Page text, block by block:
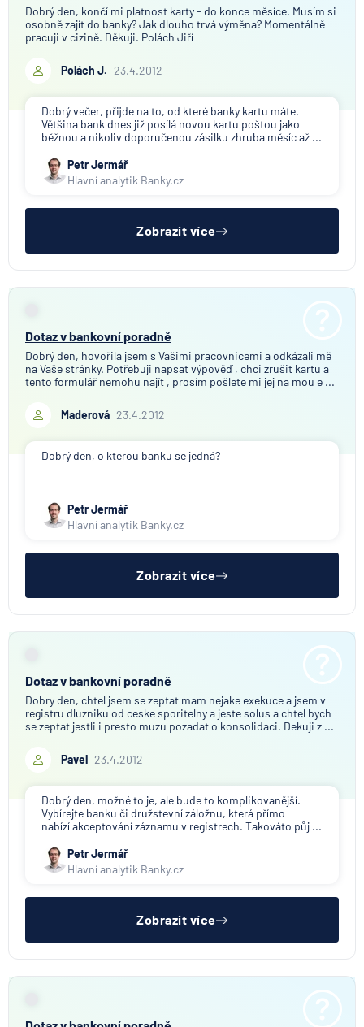
Dobrý den, končí mi platnost karty - do konce měsíce. Musím si
osobně zajít do banky? Jak dlouho trvá výměna? Momentálně
pracuji v cizině. Děkuji. Polách Jiří
Polách J. 23.4.2012
Dobrý večer, přijde na to, od které banky kartu máte.
Většina bank dnes již posílá novou kartu poštou jako
běžnou a nikoliv doporučenou zásilku zhruba měsíc až ...
Petr Jermář
Hlavní analytik Banky.cz
Zobrazit více
Dotaz v bankovní poradně
Dobrý den, hovořila jsem s Vašimi pracovnicemi a odkázali mě
na Vaše stránky. Potřebuji napsat výpověď , chci zrušit kartu a
tento formulář nemohu najít , prosím pošlete mi jej na mou e ...
Maderová 23.4.2012
Dobrý den, o kterou banku se jedná?
Petr Jermář
Hlavní analytik Banky.cz
Zobrazit více
Dotaz v bankovní poradně
Dobry den, chtel jsem se zeptat mam nejake exekuce a jsem v
registru dluzniku od ceske sporitelny a jeste solus a chtel bych
se zeptat jestli i presto muzu pozadat o konsolidaci. Dekuji z ...
Pavel 23.4.2012
Dobrý den, možné to je, ale bude to komplikovanější.
Vybírejte banku či družstevní záložnu, která přímo
nabízí akceptování záznamu v registrech. Takováto půj ...
Petr Jermář
Hlavní analytik Banky.cz
Zobrazit více